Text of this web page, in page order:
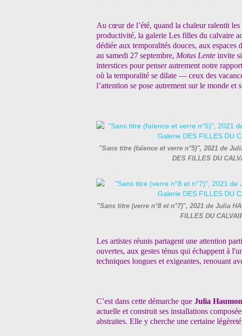
Au cœur de l’été, quand la chaleur ralentit
productivité, la galerie Les filles du calvaire
dédiée aux temporalités douces, aux
au samedi 27 septembre, Motus Lente invite
interstices pour penser autrement notre
où la temporalité se dilate — ceux des
l’attention se pose autrement sur le monde et
"Sans titre (faïence et verre n°5)", 2021 de
DES FILLES DU
"Sans titre (verre n°8 et n°7)", 2021 de Julia
FILLES DU
Les artistes réunis partagent une attention
ouvertes, aux gestes ténus qui échappent à
techniques longues et exigeantes, renouant
C’est dans cette démarche que Julia
actuelle et construit ses installations
abstraites. Elle y cherche une certaine